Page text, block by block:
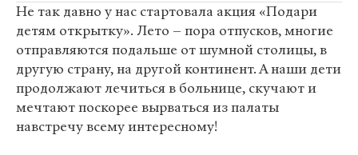
Не так давно у нас стартовала акция «Подари
детям открытку». Лето – пора отпусков, многие
отправляются подальше от шумной столицы, в
другую страну, на другой континент. А наши дети
продолжают лечиться в больнице, скучают и
мечтают поскорее вырваться из палаты
навстречу всему интересному!